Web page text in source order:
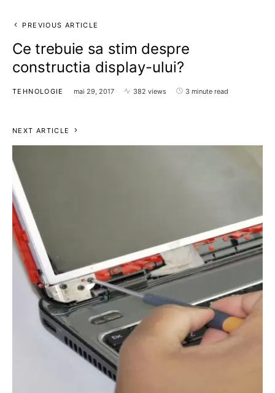
PREVIOUS ARTICLE
Ce trebuie sa stim despre
constructia display-ului?
TEHNOLOGIE mai 29, 2017 382 views 3 minute read
NEXT ARTICLE